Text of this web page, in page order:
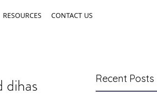
RESOURCES CONTACT US
Recent Posts
dihas